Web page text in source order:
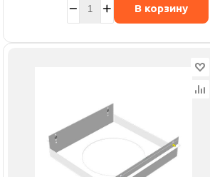
В корзину